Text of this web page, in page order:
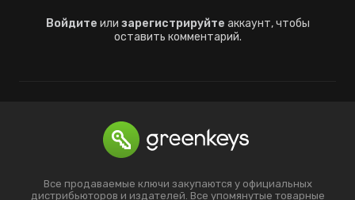
Войдите или зарегистрируйте аккаунт, чтобы
оставить комментарий.
Все продаваемые ключи закупаются у официальных
дистрибьюторов и издателей. Все упомянутые товарные